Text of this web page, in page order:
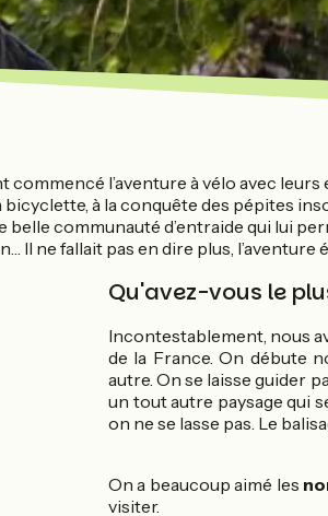
commencé l’aventure à vélo avec
bicyclette, à la conquête des pépites
belle communauté d’entraide qui lui
Il ne fallait pas en dire plus,
Qu'avez-vous le
Incontestablement, nous
de la France. On débute
autre. On se laisse guider
un tout autre paysage qui
on ne se lasse pas. Le
On a beaucoup aimé les
visiter.